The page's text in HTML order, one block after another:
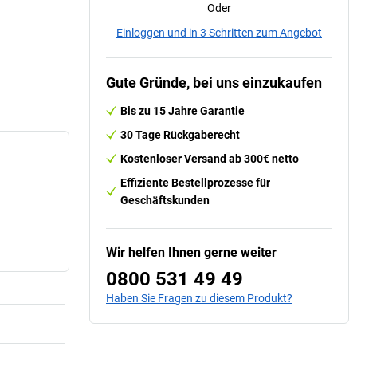
Oder
Einloggen und in 3 Schritten zum Angebot
Gute Gründe, bei uns einzukaufen
Bis zu 15 Jahre Garantie
30 Tage Rückgaberecht
Kostenloser Versand ab 300€ netto
Effiziente Bestellprozesse für
Geschäftskunden
Wir helfen Ihnen gerne weiter
0800 531 49 49
Haben Sie Fragen zu diesem Produkt?